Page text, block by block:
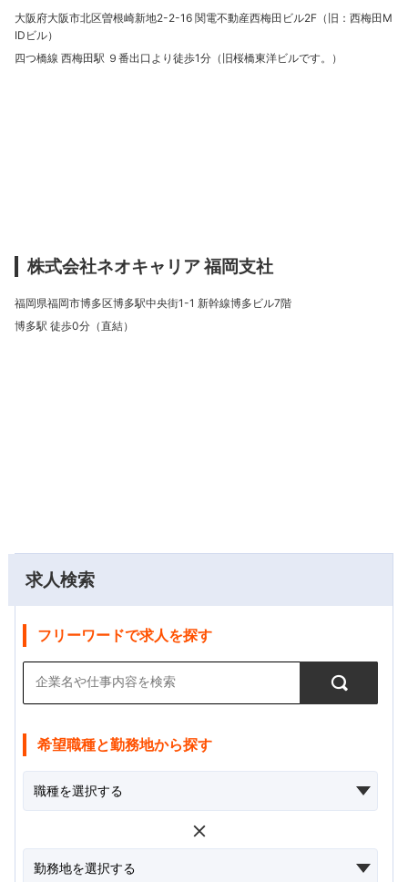
求人検索
フリーワードで求人を探す
希望職種と勤務地から探す
大阪府大阪市北区曽根崎新地2-2-16 関電不動産西梅田ビル2F（旧：西梅田M
IDビル）
四つ橋線 西梅田駅 ９番出口より徒歩1分（旧桜橋東洋ビルです。）
株式会社ネオキャリア 福岡支社
福岡県福岡市博多区博多駅中央街1-1 新幹線博多ビル7階
博多駅 徒歩0分（直結）